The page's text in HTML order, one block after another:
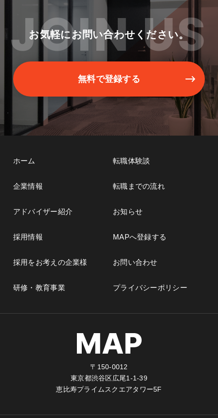
JOIN US
お気軽にお問い合わせください。
無料で登録する
ホーム
企業情報
アドバイザー紹介
転職体験談
転職までの流れ
お知らせ
採用情報
採用をお考えの企業様
研修・教育事業
MAPへ登録する
お問い合わせ
プライバシーポリシー
〒150-0012
東京都渋谷区広尾1-1-39
恵比寿プライムスクエアタワー5F